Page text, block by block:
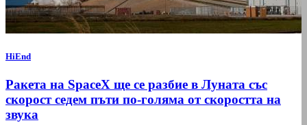
HiEnd
Ракета на SpaceX ще се разбие в Луната със
скорост седем пъти по-голяма от скоростта на
звука